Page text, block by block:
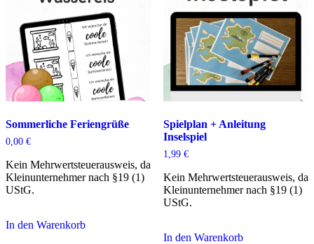
Sommerliche Feriengrüße
0,00 €
Kein Mehrwertsteuerausweis, da
Kleinunternehmer nach §19 (1)
UStG.
In den Warenkorb
Spielplan + Anleitung
Inselspiel
1,99 €
Kein Mehrwertsteuerausweis, da
Kleinunternehmer nach §19 (1)
UStG.
In den Warenkorb